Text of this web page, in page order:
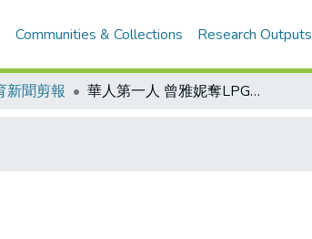
Communities & Collections Research Outputs
新聞剪報 華人第一人 曾雅妮奪LPGA年度最佳球員 一度哽咽無法致詞